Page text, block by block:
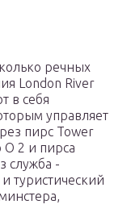
речных
London River
в себя
управляет
пирс Tower
O 2 и пирса
служба -
туристический